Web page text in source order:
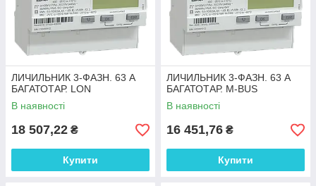
ЛИЧИЛЬНИК 3-ФАЗН. 63 А
БАГАТОТАР. LON
В наявності
18 507,22 ₴
Купити
ЛИЧИЛЬНИК 3-ФАЗН. 63 А
БАГАТОТАР. M-BUS
В наявності
16 451,76 ₴
Купити